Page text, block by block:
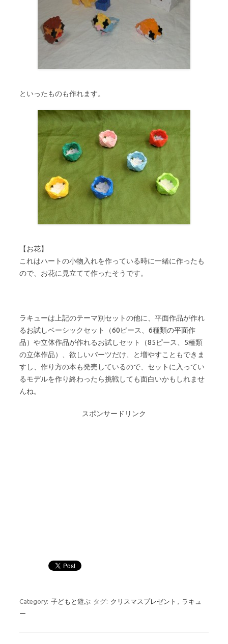
といったものも作れます。
【お花】
これはハートの小物入れを作っている時に一緒に作ったも
ので、お花に見立てて作ったそうです。
ラキューは上記のテーマ別セットの他に、平面作品が作れ
るお試しベーシックセット（60ピース、6種類の平面作
品）や立体作品が作れるお試しセット（85ピース、5種類
の立体作品）、欲しいパーツだけ、と増やすこともできま
すし、作り方の本も発売しているので、セットに入ってい
るモデルを作り終わったら挑戦しても面白いかもしれませ
んね。
スポンサードリンク
Category: 子どもと遊ぶ タグ: クリスマスプレゼント , ラキュ
ー